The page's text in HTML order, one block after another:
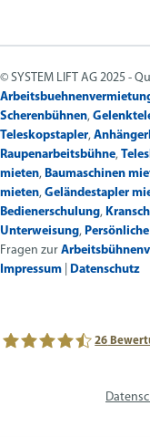
© SYSTEM LIFT AG 2025 -
Scherenbühnen,
Teleskopstapler,
Raupenarbeitsbühne,
mieten, Baumaschinen
mieten, Geländestapler
Bedienerschulung,
Unterweisung,
Fragen zur
Impressum
Datenschutz
avs SYSTEM LIFT AG
26